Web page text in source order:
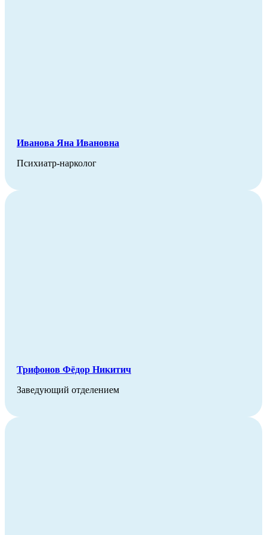
Иванова Яна Ивановна
Психиатр-нарколог
Трифонов Фёдор Никитич
Заведующий отделением